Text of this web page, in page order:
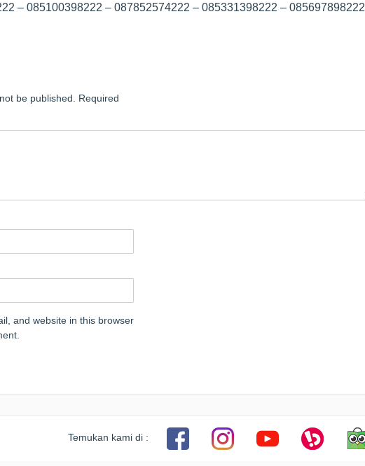
– 085100398222 – 087852574222 – 085331398222 – 085697898222
be published.
Required
and website in this browser
Temukan kami di :